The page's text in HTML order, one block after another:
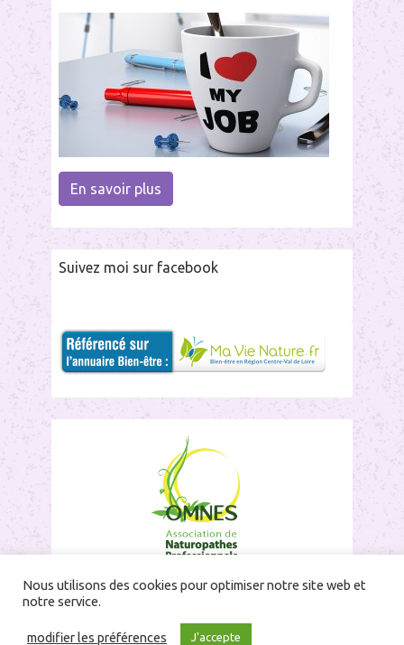
En savoir plus
Suivez moi sur facebook
Nous utilisons des cookies pour optimiser notre site web et
notre service.
modifier les préférences J'accepte